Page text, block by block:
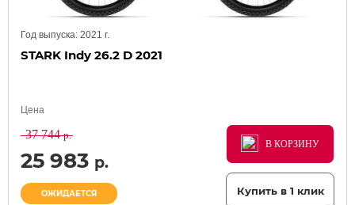
Год выпуска: 2021 г.
STARK Indy 26.2 D 2021
Цена
37 744р.
25 983 р.
ОЖИДАЕТСЯ
В КОРЗИНУ
В КОРЗИНУ
В КОРЗИНУ
Купить в 1 клик